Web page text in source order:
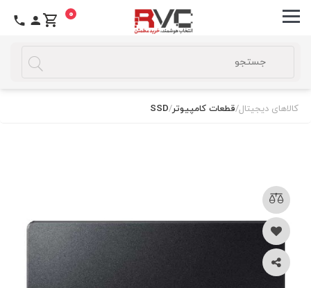
0
کالاهای دیجیتال/قطعات کامپیوتر/
SSD